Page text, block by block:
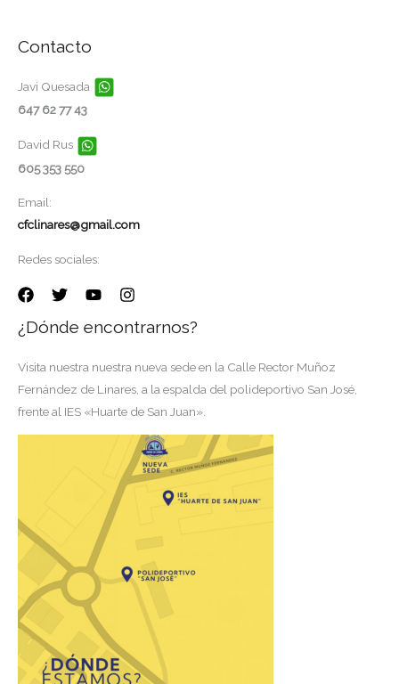
Contacto
Javi Quesada
647 62 77 43
David Rus
605 353 550
Email:
cfclinares@gmail.com
Redes sociales:
¿Dónde encontrarnos?
Visita nuestra nuestra nueva sede en la Calle Rector Muñoz
Fernández de Linares, a la espalda del polideportivo San José,
frente al IES «Huarte de San Juan».